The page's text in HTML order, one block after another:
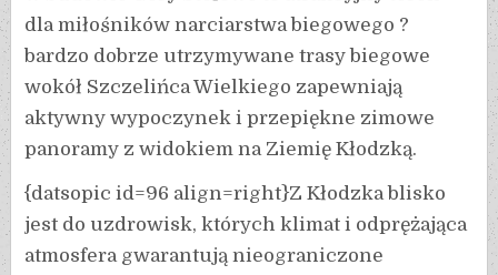
dla miłośników narciarstwa biegowego ?
bardzo dobrze utrzymywane trasy biegowe
wokół Szczelińca Wielkiego zapewniają
aktywny wypoczynek i przepiękne zimowe
panoramy z widokiem na Ziemię Kłodzką.
{datsopic id=96 align=right}Z Kłodzka blisko
jest do uzdrowisk, których klimat i odprężająca
atmosfera gwarantują nieograniczone